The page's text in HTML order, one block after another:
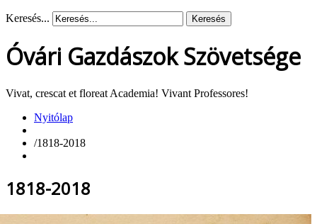
Keresés... Keresés
Óvári Gazdászok Szövetsége
Vivat, crescat et floreat Academia! Vivant Professores!
Nyitólap
/1818-2018
1818-2018